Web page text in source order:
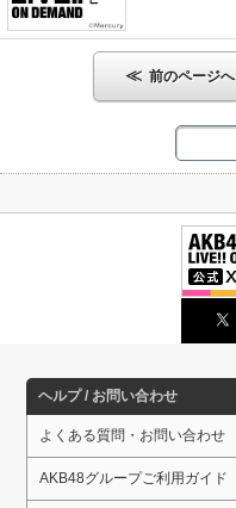
≪ 前のページへ
ヘルプ / お問い合わせ
よくある質問・お問い合わせ
AKB48グループご利用ガイド